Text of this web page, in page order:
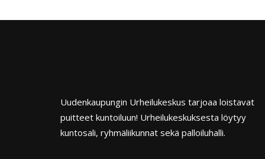
Uudenkaupungin Urheilukeskus tarjoaa loistavat
puitteet kuntoiluun! Urheilukeskuksesta löytyy
kuntosali, ryhmäliikunnat sekä palloiluhalli.